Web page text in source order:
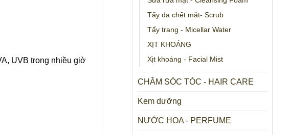
Tẩy da chết mặt- Scrub
Tẩy trang - Micellar Water
XỊT KHOÁNG
Xịt khoáng - Facial Mist
CHĂM SÓC TÓC - HAIR CARE
Kem dưỡng
NƯỚC HOA - PERFUME
UVB trong nhiều giờ